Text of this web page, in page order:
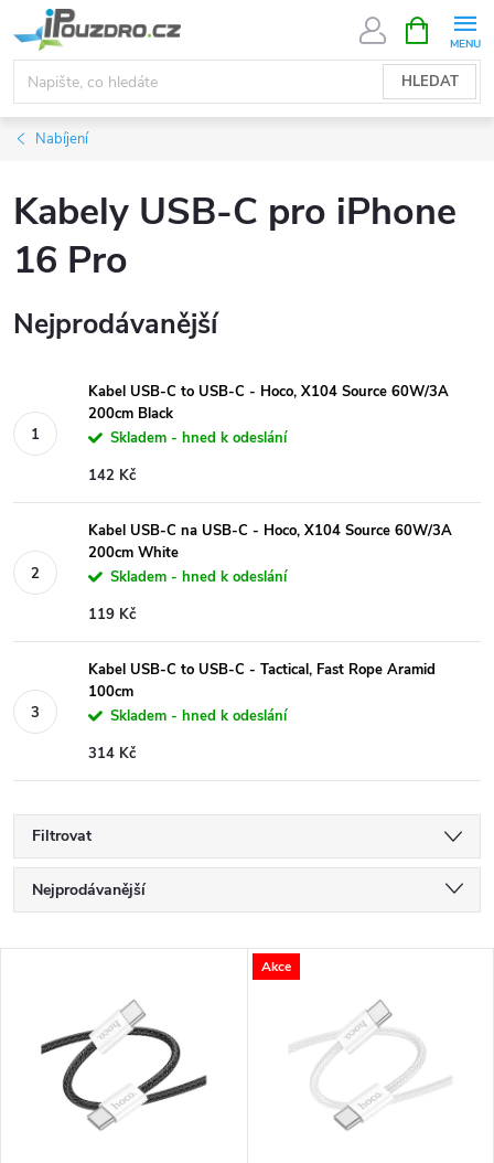
na
obsah
HLEDAT
NÁKUPNÍ
KOŠÍK
Nabíjení
Kabely USB-C pro iPhone
16 Pro
Nejprodávanější
Kabel USB-C to USB-C - Hoco, X104 Source 60W/3A
200cm Black
Skladem - hned k odeslání
142 Kč
Kabel USB-C na USB-C - Hoco, X104 Source 60W/3A
200cm White
Skladem - hned k odeslání
119 Kč
Kabel USB-C to USB-C - Tactical, Fast Rope Aramid
100cm
Skladem - hned k odeslání
314 Kč
Filtrovat
Ř
a
Nejprodávanější
Akce